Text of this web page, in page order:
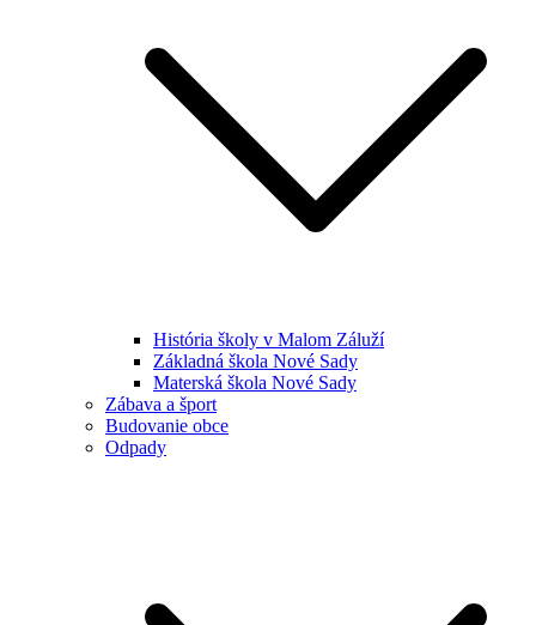
História školy v Malom Záluží
Základná škola Nové Sady
Materská škola Nové Sady
Zábava a šport
Budovanie obce
Odpady